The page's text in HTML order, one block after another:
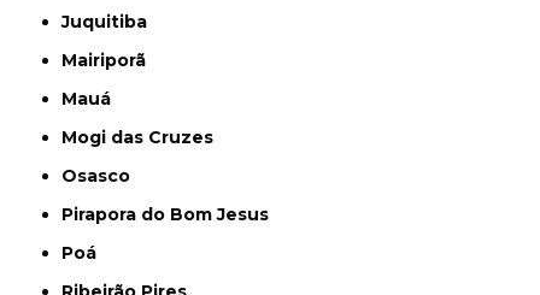
Juquitiba
Mairiporã
Mauá
Mogi das Cruzes
Osasco
Pirapora do Bom Jesus
Poá